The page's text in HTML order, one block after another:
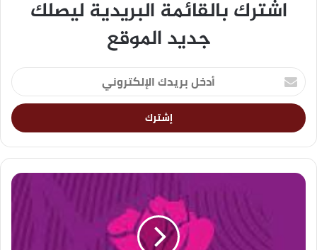
اشترك بالقائمة البريدية ليصلك
جديد الموقع